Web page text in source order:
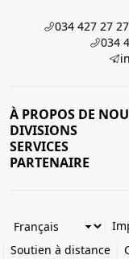
034 427 27 27
034
À PROPOS DE
DIVISIONS
SERVICES
PARTENAIRE
Soutien à distance